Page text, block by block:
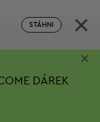
STÁHNI ×
DÁREK
×